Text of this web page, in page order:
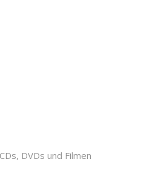
DVDs und Filmen